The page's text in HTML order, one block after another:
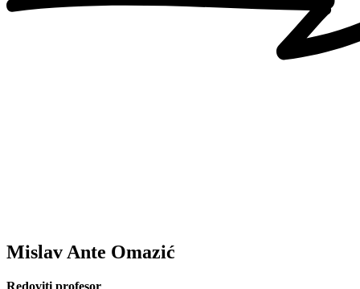
Mislav Ante Omazić
Redoviti profesor